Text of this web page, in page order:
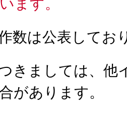
数は公表してお
きましては、
があります。